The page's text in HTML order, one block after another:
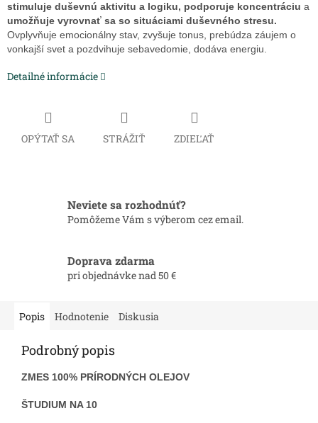
stimuluje duševnú aktivitu a logiku, podporuje koncentráciu a
umožňuje vyrovnať sa so situáciami duševného stresu.
Ovplyvňuje emocionálny stav, zvyšuje tonus, prebúdza záujem o
vonkajší svet a pozdvihuje sebavedomie, dodáva energiu.
Detailné informácie
OPÝTAŤ SA STRÁŽIŤ ZDIEĽAŤ
Neviete sa rozhodnúť?
Pomôžeme Vám s výberom cez email.
Doprava zdarma
pri objednávke nad 50 €
Popis Hodnotenie Diskusia
Podrobný popis
ZMES 100% PRÍRODNÝCH OLEJOV
ŠTUDIUM NA 10